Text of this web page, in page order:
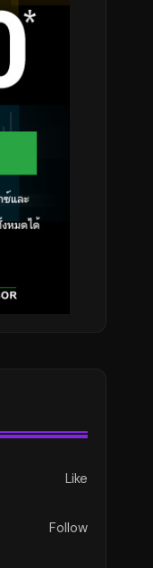
Like
Follow